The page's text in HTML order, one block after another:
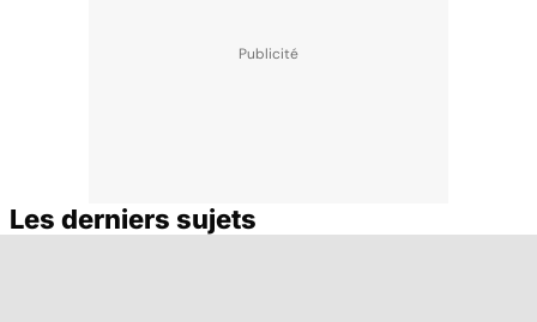
Les derniers sujets